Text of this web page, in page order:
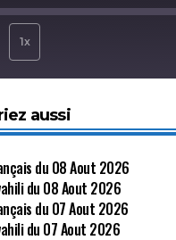
1x
aussi
du 08 Aout 2026
du 08 Aout 2026
du 07 Aout 2026
du 07 Aout 2026